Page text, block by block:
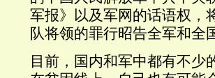
军报》以及军网的话语权，
队将领的罪行昭告全军和全
目前，国内和军中都有不少